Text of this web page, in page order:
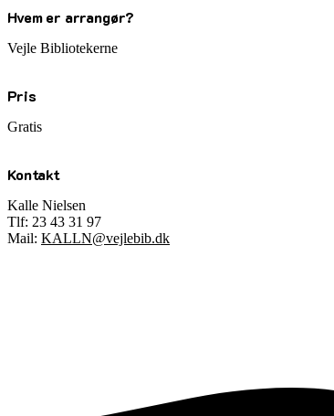
Hvem er arrangør?
Vejle Bibliotekerne
Pris
Gratis
Kontakt
Kalle Nielsen
Tlf: 23 43 31 97
Mail: KALLN@vejlebib.dk